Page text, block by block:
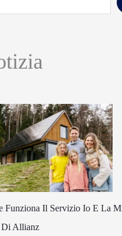
Funziona Il Servizio Io E La
Di Allianz